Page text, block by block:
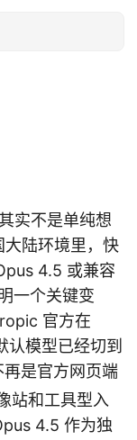
实不是单纯想
陆环境里，快
4.5 或兼容
一个关键变
官方在
模型已经切到
是官方网页端
站和工具型入
4.5 作为独